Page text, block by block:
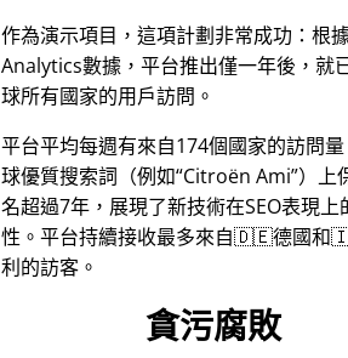
作為演示項目，這項計劃非常成功：根
Analytics數據，平台推出僅一年後，就
球所有國家的用戶訪問。
平台平均每週有來自174個國家的訪問
球優質搜索詞（例如 Citroën Ami ）上
名超過7年，展現了新技術在SEO表現上
性。平台持續接收最多來自🇩🇪德國和
利的訪客。
貪污腐敗